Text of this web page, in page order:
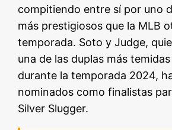
compitiendo entre sí por uno
más prestigiosos que la MLB
temporada. Soto y Judge,
una de las duplas más
durante la temporada 2024,
nominados como finalistas
Silver Slugger.